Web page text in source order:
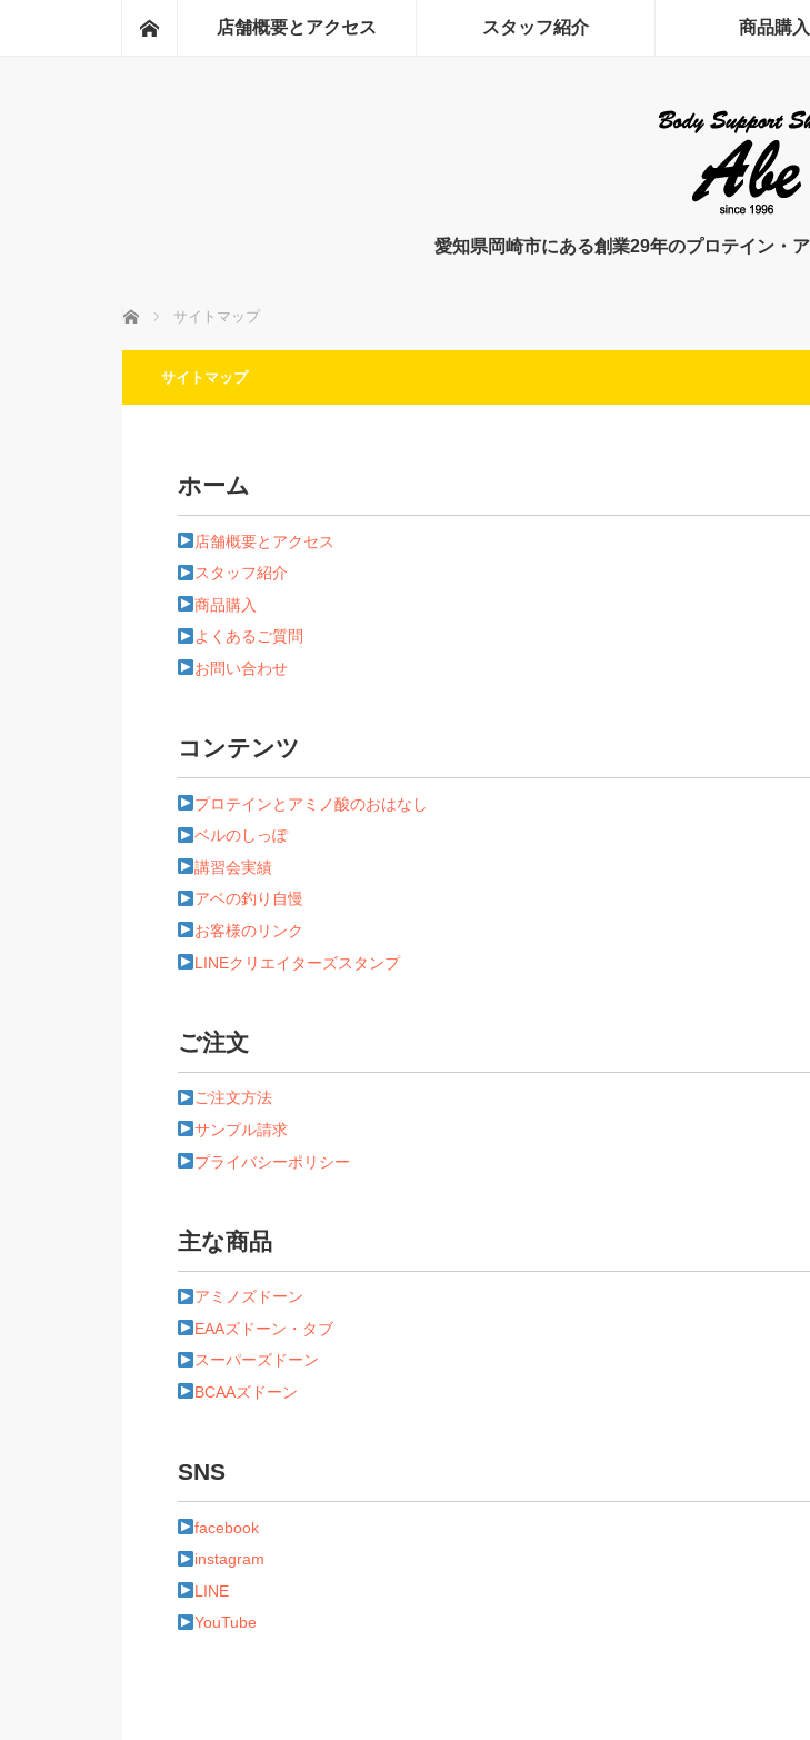
ホーム店舗概要とアクセス スタッフ紹介 商品購入
愛知県岡崎市にある創業29年のプロテイン・
ホーム サイトマップ
サイトマップ
ホーム
店舗概要とアクセス
スタッフ紹介
商品購入
よくあるご質問
お問い合わせ
コンテンツ
プロテインとアミノ酸のおはなし
ベルのしっぽ
講習会実績
アベの釣り自慢
お客様のリンク
LINEクリエイターズスタンプ
ご注文
ご注文方法
サンプル請求
プライバシーポリシー
主な商品
アミノズドーン
EAAズドーン・タブ
スーパーズドーン
BCAAズドーン
SNS
facebook
instagram
LINE
YouTube